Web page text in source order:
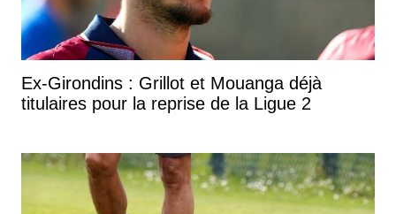
Ex-Girondins : Grillot et Mouanga déjà
titulaires pour la reprise de la Ligue 2